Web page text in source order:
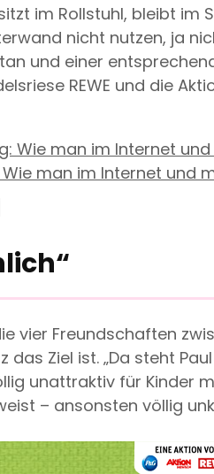
im Rollstuhl, bleibt
nicht nutzen, ja
und einer
REWE und die
man im Internet und
vier Freundschaften
Ziel ist. „Da steht
unattraktiv für Kinder
– ansonsten völlig